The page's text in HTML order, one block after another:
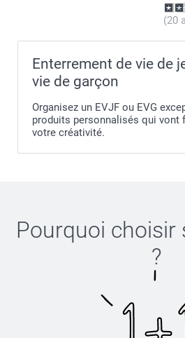
56-
L-XL
58-
(20
Enterrement de vie de
vie de garçon
Organisez un EVJF ou EVG
produits personnalisés qui vont
votre créativité.
Pourquoi choisir
?